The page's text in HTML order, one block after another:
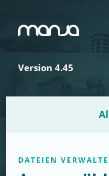
Navigation
Version 4.45
DATEIEN